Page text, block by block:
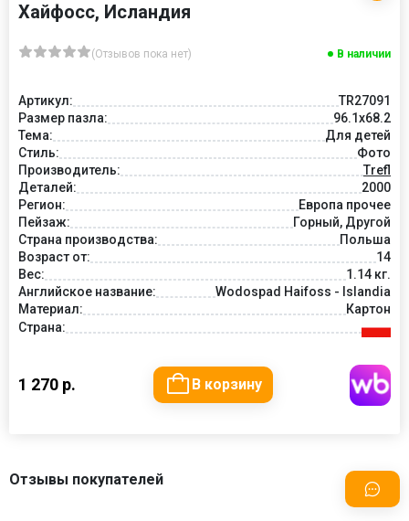
Хайфосс, Исландия
(Отзывов пока нет) В наличии
Артикул:
TR27091
Размер пазла:
96.1x68.2
Тема:
Для детей
Стиль:
Фото
Производитель:
Trefl
Деталей:
2000
Регион:
Европа прочее
Пейзаж:
Горный, Другой
Страна производства:
Польша
Возраст от:
14
Вес:
1.14 кг.
Английское название:
Wodospad Haifoss - Islandia
Материал:
Картон
Страна:
1 270 р. В корзину
Отзывы покупателей